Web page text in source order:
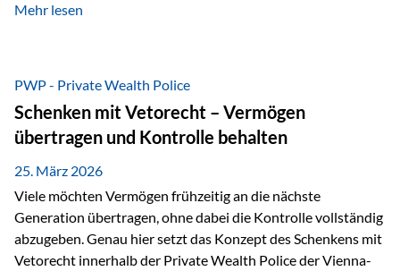
monarchischen Elementen basiert. Diese Struktur schafft
und Unternehmen. Ein wesentliches Merkmal ist die
Staatsfinanzierung: Liechtenstein weist keine
Staatsschulden auf, und der Schutz der wirtschaftlichen
Interessen der Bevölkerung ist in der Verfassung verankert.
Besonders hervorzuheben ist hierbei Artikel 14 der
liechtensteinischen Verfassung. Darin…
Mehr lesen
PWP - Private Wealth Police
Schenken mit Vetorecht – Vermögen
übertragen und Kontrolle behalten
25. März 2026
Viele möchten Vermögen frühzeitig an die nächste
Generation übertragen, ohne dabei die Kontrolle vollständig
abzugeben. Genau hier setzt das Konzept des Schenkens mit
Vetorecht innerhalb der Private Wealth Police der Vienna-